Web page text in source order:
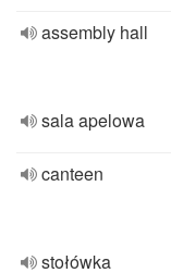
assembly hall
sala apelowa
canteen
stołówka